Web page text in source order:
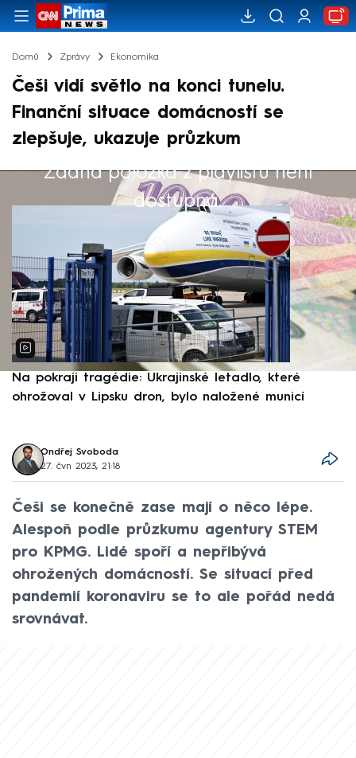
Domů Zprávy Ekonomika
Češi vidí světlo na konci tunelu.
Finanční situace domácností se
zlepšuje, ukazuje průzkum
Žádná položka z playlistu není
dostupná.
Výběr redakce
Na pokraji tragédie: Ukrajinské letadlo, které
ohrožoval v Lipsku dron, bylo naložené municí
Ondřej Svoboda
27. čvn 2023, 21:18
Češi se konečně zase mají o něco lépe.
Alespoň podle průzkumu agentury STEM
pro KPMG. Lidé spoří a nepřibývá
ohrožených domácností. Se situací před
pandemií koronaviru se to ale pořád nedá
srovnávat.